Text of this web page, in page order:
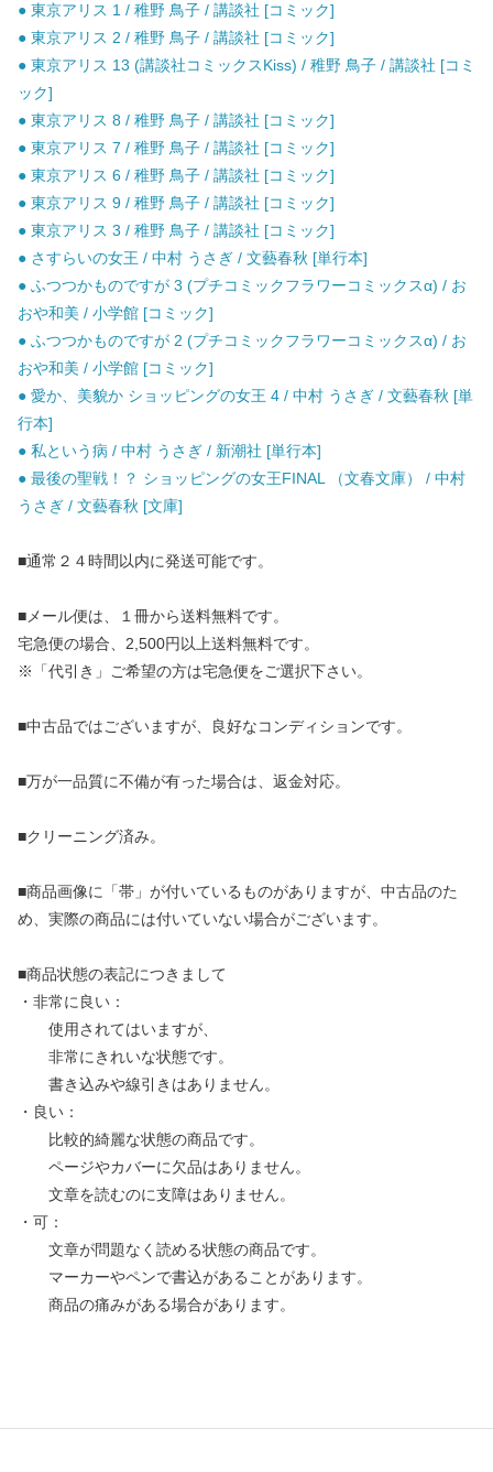
● 東京アリス 1 / 稚野 鳥子 / 講談社 [コミック]
● 東京アリス 2 / 稚野 鳥子 / 講談社 [コミック]
● 東京アリス 13 (講談社コミックスKiss) / 稚野 鳥子 / 講談社 [コミ
ック]
● 東京アリス 8 / 稚野 鳥子 / 講談社 [コミック]
● 東京アリス 7 / 稚野 鳥子 / 講談社 [コミック]
● 東京アリス 6 / 稚野 鳥子 / 講談社 [コミック]
● 東京アリス 9 / 稚野 鳥子 / 講談社 [コミック]
● 東京アリス 3 / 稚野 鳥子 / 講談社 [コミック]
● さすらいの女王 / 中村 うさぎ / 文藝春秋 [単行本]
● ふつつかものですが 3 (プチコミックフラワーコミックスα) / お
おや和美 / 小学館 [コミック]
● ふつつかものですが 2 (プチコミックフラワーコミックスα) / お
おや和美 / 小学館 [コミック]
● 愛か、美貌か ショッピングの女王 4 / 中村 うさぎ / 文藝春秋 [単
行本]
● 私という病 / 中村 うさぎ / 新潮社 [単行本]
● 最後の聖戦！？ ショッピングの女王FINAL （文春文庫） / 中村
うさぎ / 文藝春秋 [文庫]
■通常２４時間以内に発送可能です。
■メール便は、１冊から送料無料です。
宅急便の場合、2,500円以上送料無料です。
※「代引き」ご希望の方は宅急便をご選択下さい。
■中古品ではございますが、良好なコンディションです。
■万が一品質に不備が有った場合は、返金対応。
■クリーニング済み。
■商品画像に「帯」が付いているものがありますが、中古品のた
め、実際の商品には付いていない場合がございます。
■商品状態の表記につきまして
・非常に良い：
使用されてはいますが、
非常にきれいな状態です。
書き込みや線引きはありません。
・良い：
比較的綺麗な状態の商品です。
ページやカバーに欠品はありません。
文章を読むのに支障はありません。
・可：
文章が問題なく読める状態の商品です。
マーカーやペンで書込があることがあります。
商品の痛みがある場合があります。